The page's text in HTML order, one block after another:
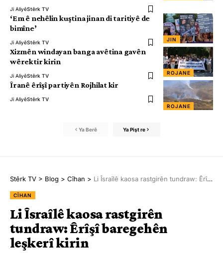
Ji AliyêStêrk TV
JIN
‘Em ê nehêlin kuştina jinan di taritiyê de
bimîne’
Ji AliyêStêrk TV
ROJANE
Xizmên windayan banga avêtina gavên
wêrektir kirin
Ji AliyêStêrk TV
ROJANE
Îranê êrîşî partiyên Rojhilat kir
Ji AliyêStêrk TV
Ya Berê Ya Pişt re
Stêrk TV > Blog > Cîhan > Li Îsraîlê kaosa rastgirên tundraw: Êrîşî baregehên leşkerî kirin
CÎHAN
Li Îsraîlê kaosa rastgirên
tundraw: Êrîşî baregehên
leşkerî kirin